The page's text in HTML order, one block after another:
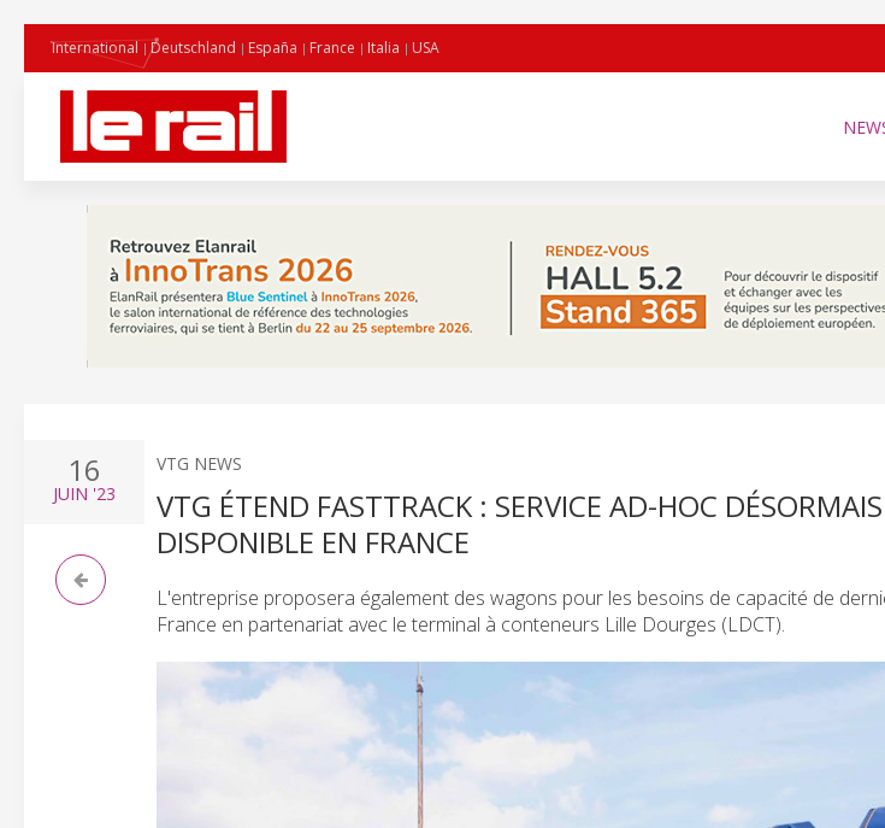
International Deutschland España France Italia USA
16
JUIN '23
VTG NEWS
VTG ÉTEND FASTTRACK : SERVICE AD-HOC
DISPONIBLE EN FRANCE
L'entreprise proposera également des wagons pour les besoins de capacité de
France en partenariat avec le terminal à conteneurs Lille Dourges (LDCT).